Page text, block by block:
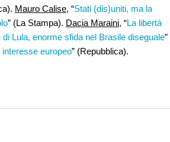
Mauro Calise, “Stati (dis)uniti, ma la
” (La Stampa). Dacia Maraini, “La libertà
di Lula, enorme sfida nel Brasile diseguale”
europeo” (Repubblica).